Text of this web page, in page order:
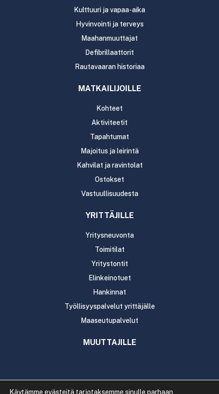
Kulttuuri ja vapaa-aika
Hyvinvointi ja terveys
Maahanmuuttajat
Defibrillaattorit
Rautavaaran historiaa
MATKAILIJOILLE
Kohteet
Aktiviteetit
Tapahtumat
Majoitus ja leirintä
Kahvilat ja ravintolat
Ostokset
Vastuullisuudesta
YRITTÄJILLE
Yritysneuvonta
Toimitilat
Yritystontit
Elinkeinotuet
Hankinnat
Työllisyyspalvelut yrittäjälle
Maaseutupalvelut
MUUTTAJILLE
Käytämme evästeitä tarjotaksemme sinulle parhaan